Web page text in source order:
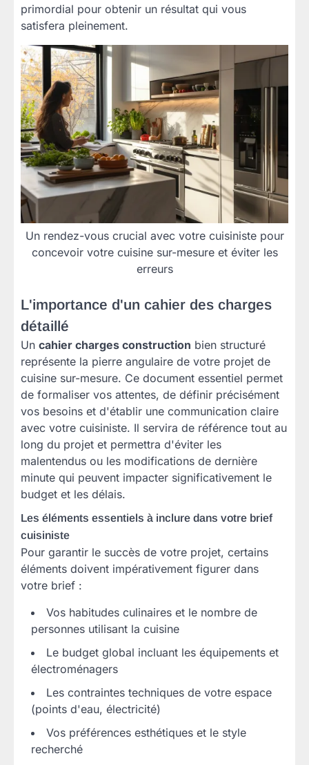
primordial pour obtenir un résultat qui vous
satisfera pleinement.
Un rendez-vous crucial avec votre cuisiniste pour
concevoir votre cuisine sur-mesure et éviter les
erreurs
L'importance d'un cahier des charges
détaillé
Un cahier charges construction bien structuré
représente la pierre angulaire de votre projet de
cuisine sur-mesure. Ce document essentiel permet
de formaliser vos attentes, de définir précisément
vos besoins et d'établir une communication claire
avec votre cuisiniste. Il servira de référence tout au
long du projet et permettra d'éviter les
malentendus ou les modifications de dernière
minute qui peuvent impacter significativement le
budget et les délais.
Les éléments essentiels à inclure dans votre brief
cuisiniste
Pour garantir le succès de votre projet, certains
éléments doivent impérativement figurer dans
votre brief :
Vos habitudes culinaires et le nombre de
personnes utilisant la cuisine
Le budget global incluant les équipements et
électroménagers
Les contraintes techniques de votre espace
(points d'eau, électricité)
Vos préférences esthétiques et le style
recherché